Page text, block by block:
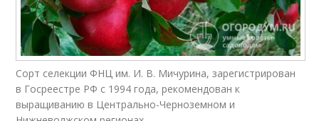
Сорт селекции ФНЦ им. И. В. Мичурина, зарегистрирован
в Госреестре РФ с 1994 года, рекомендован к
выращиванию в Центрально-Черноземном и